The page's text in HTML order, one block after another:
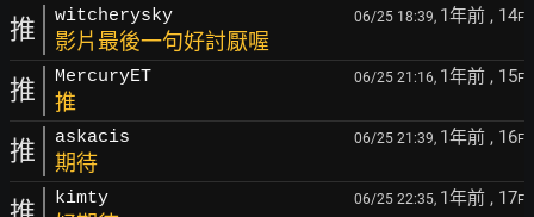
推 witcherysky 06/25 18:39, 1年前 , 14F
影片最後一句好討厭喔
推 MercuryET 06/25 21:16, 1年前 , 15F
推
推 askacis 06/25 21:39, 1年前 , 16F
期待
kimty 06/25 22:35, 1年前 , 17F